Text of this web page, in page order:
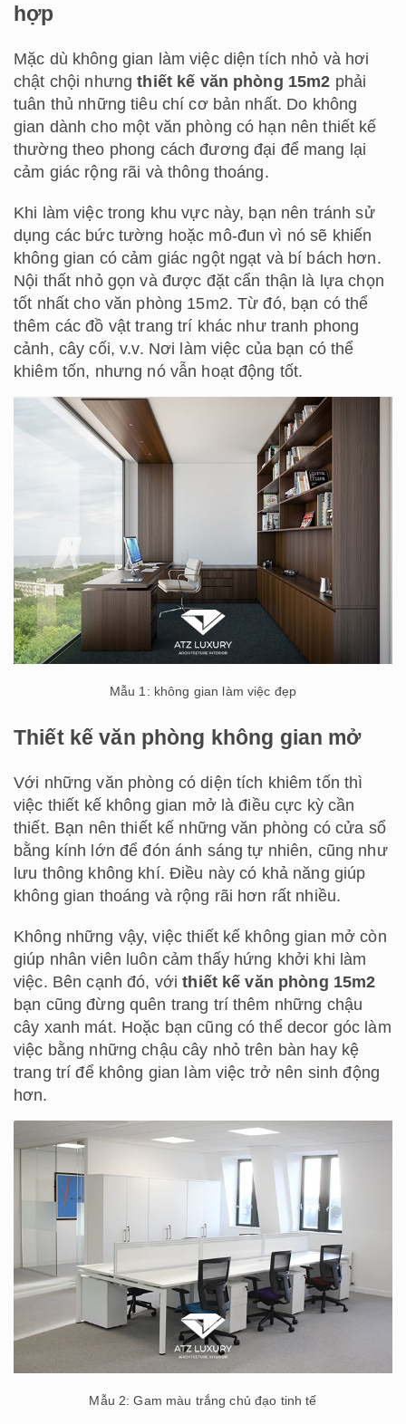
hợp
Mặc dù không gian làm việc diện tích nhỏ và hơi
chật chội nhưng thiết kế văn phòng 15m2 phải
tuân thủ những tiêu chí cơ bản nhất. Do không
gian dành cho một văn phòng có hạn nên thiết kế
thường theo phong cách đương đại để mang lại
cảm giác rộng rãi và thông thoáng.
Khi làm việc trong khu vực này, bạn nên tránh sử
dụng các bức tường hoặc mô-đun vì nó sẽ khiến
không gian có cảm giác ngột ngạt và bí bách hơn.
Nội thất nhỏ gọn và được đặt cẩn thận là lựa chọn
tốt nhất cho văn phòng 15m2. Từ đó, bạn có thể
thêm các đồ vật trang trí khác như tranh phong
cảnh, cây cối, v.v. Nơi làm việc của bạn có thể
khiêm tốn, nhưng nó vẫn hoạt động tốt.
Mẫu 1: không gian làm việc đẹp
Thiết kế văn phòng không gian mở
Với những văn phòng có diện tích khiêm tốn thì
việc thiết kế không gian mở là điều cực kỳ cần
thiết. Bạn nên thiết kế những văn phòng có cửa sổ
bằng kính lớn để đón ánh sáng tự nhiên, cũng như
lưu thông không khí. Điều này có khả năng giúp
không gian thoáng và rộng rãi hơn rất nhiều.
Không những vậy, việc thiết kế không gian mở còn
giúp nhân viên luôn cảm thấy hứng khởi khi làm
việc. Bên cạnh đó, vớithiết kế văn phòng 15m2
bạn cũng đừng quên trang trí thêm những chậu
cây xanh mát. Hoặc bạn cũng có thể decor góc làm
việc bằng những chậu cây nhỏ trên bàn hay kệ
trang trí để không gian làm việc trở nên sinh động
hơn.
Mẫu 2: Gam màu trắng chủ đạo tinh tế